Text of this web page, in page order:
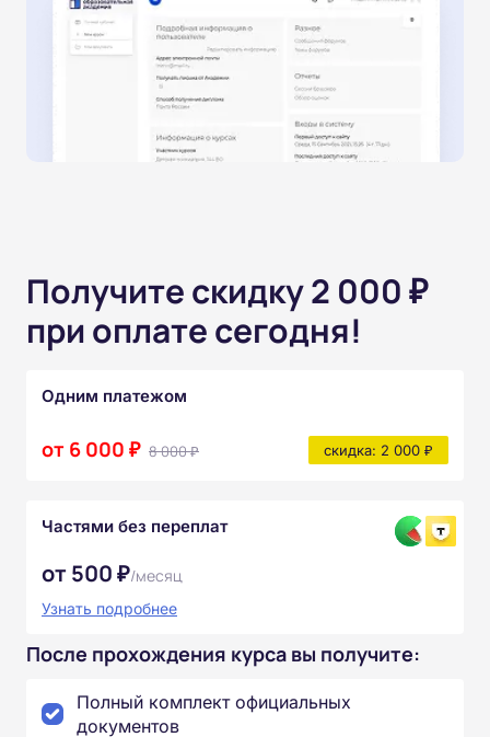
Получите скидку 2 000 ₽
при оплате сегодня!
Одним платежом
от 6 000 ₽ 8 000 ₽ скидка: 2 000 ₽
Частями без переплат
от 500 ₽/месяц
Узнать подробнее
После прохождения курса вы получите:
Полный комплект официальных
документов